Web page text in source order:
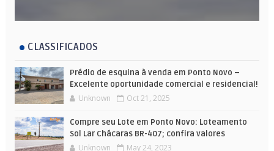
CLASSIFICADOS
Prédio de esquina à venda em Ponto Novo –
Excelente oportunidade comercial e residencial!
Unknown Oct 21, 2025
Compre seu Lote em Ponto Novo: Loteamento
Sol Lar Chácaras BR-407; confira valores
Unknown May 24, 2023